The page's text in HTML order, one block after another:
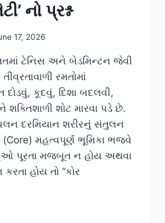
નો પ્રશ્ન
17, 2026
ટેનિસ અને બેડમિન્ટન જેવી
રમતોમાં
કૂદવું, દિશા બદલવી,
શોટ મારવા પડે છે.
દરમિયાન શરીરનું સંતુલન
(Core) મહત્વપૂર્ણ ભૂમિકા ભજવે
પૂરતા મજબૂત ન હોય અથવા
કરતા હોય તો “કોર